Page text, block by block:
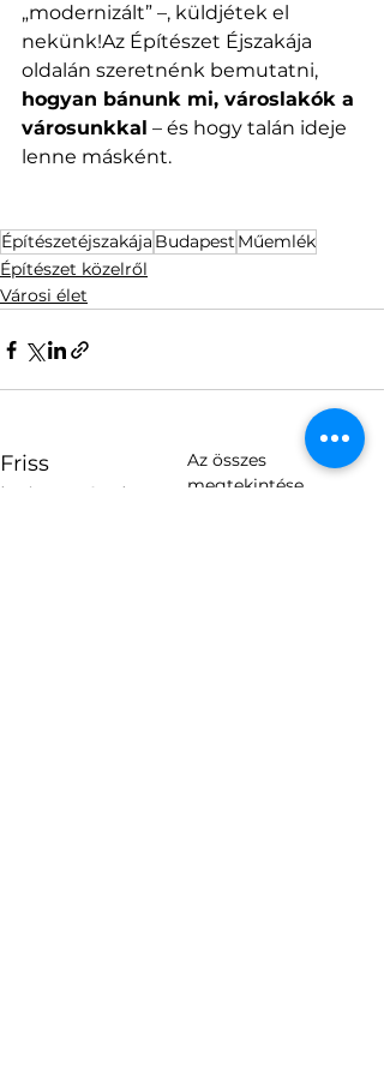
„modernizált” –, küldjétek el
nekünk!Az Építészet Éjszakája
oldalán szeretnénk bemutatni,
hogyan bánunk mi, városlakók a
városunkkal – és hogy talán ideje
lenne másként.
Építészetéjszakája Budapest Műemlék
Építészet közelről
Városi élet
Friss
bejegyzések
Az összes
megtekintése